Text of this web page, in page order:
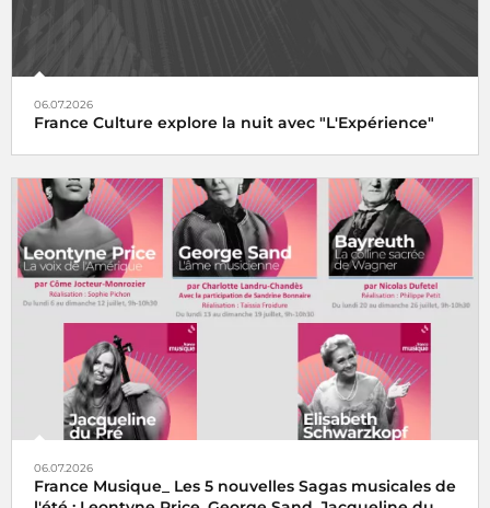
06.07.2026
France Culture explore la nuit avec "L'Expérience"
06.07.2026
France Musique_ Les 5 nouvelles Sagas musicales de